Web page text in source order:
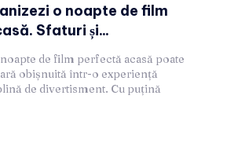
o noapte de film
Sfaturi și...
de film perfectă acasă poate
obișnuită într-o experiență
de divertisment. Cu puțină